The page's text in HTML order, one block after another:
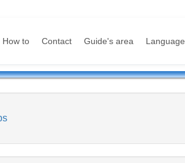
How to Contact Guide's area Language